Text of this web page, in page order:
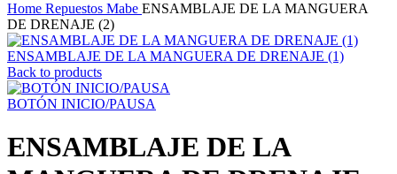
Home Repuestos Mabe ENSAMBLAJE DE LA MANGUERA
DE DRENAJE (2)
ENSAMBLAJE DE LA MANGUERA DE DRENAJE (1)
Back to products
BOTÓN INICIO/PAUSA
ENSAMBLAJE DE LA